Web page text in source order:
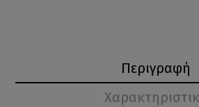
Περιγραφή